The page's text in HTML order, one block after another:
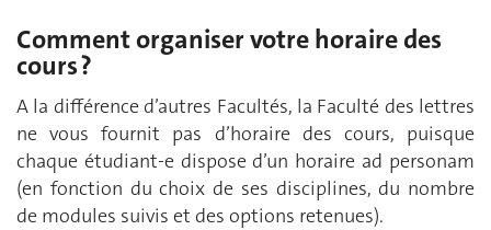
Comment organiser votre horaire des
cours ?
A la différence d’autres Facultés, la Faculté des lettres
ne vous fournit pas d’horaire des cours, puisque
chaque étudiant-e dispose d’un horaire ad personam
(en fonction du choix de ses disciplines, du nombre
de modules suivis et des options retenues).